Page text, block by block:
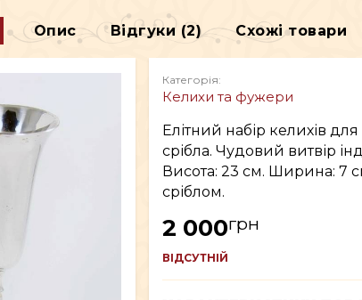
ДЕКОР
ВСЕ ДЛЯ КУРІННЯ
Опис Відгуки (2) Схожі товари
Категорія:
Келихи та фужери
Елітний набір келихів
срібла. Чудовий витвір
Висота: 23 см. Ширина: 7
сріблом.
2 000грн
ВІДСУТНІЙ